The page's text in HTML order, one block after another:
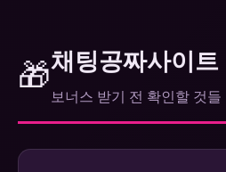
🎁채팅공짜사이트
보너스 받기 전 확인할 것들